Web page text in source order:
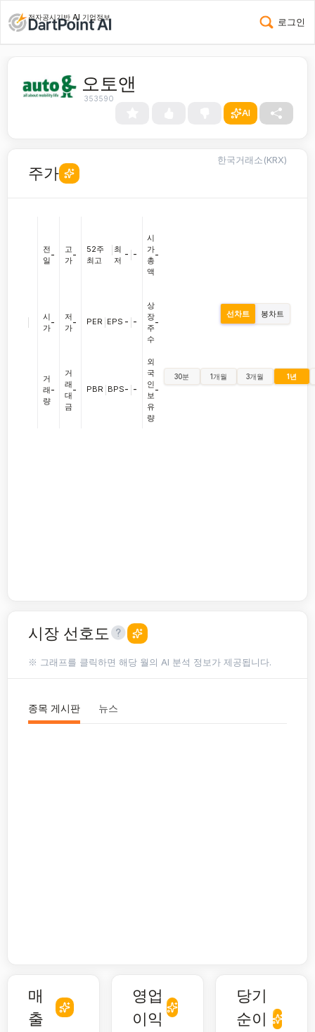
전자공시기반 AI 기업정보 로그인
오토앤
353590
AI
주가
한국거래소(KRX)
전
일
-
시
가
-
거
래
량
-
고
가
-
저
가
-
거
래
대
금
-
52주
최고
최
저
- -
PER EPS - -
PBR BPS- -
시
가
총
액
-
상
장
주
수
-
외
국
인
보
유
량
-
선차트 봉차트
30분 1개월 3개월 1년
시장 선호도
※ 그래프를 클릭하면 해당 월의 AI 분석 정보가 제공됩니다.
종목 게시판 뉴스
매
출
영업
이익
당기
순이